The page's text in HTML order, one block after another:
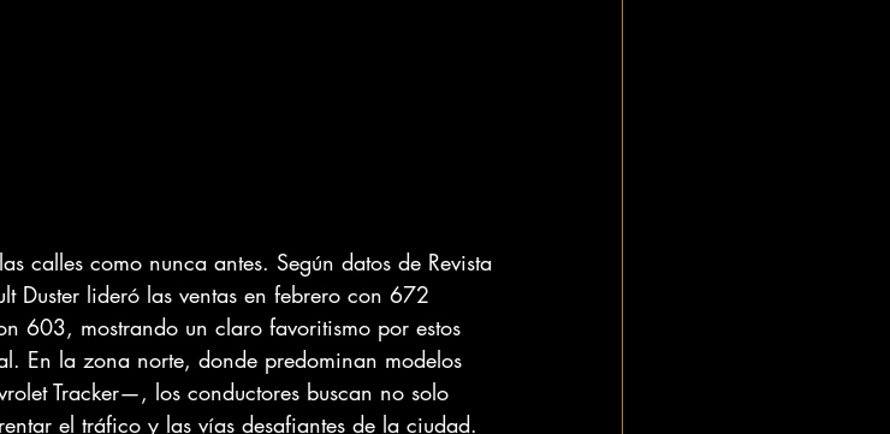
calles como nunca antes. Según datos de Revista
Duster lideró las ventas en febrero con 672
603, mostrando un claro favoritismo por estos
En la zona norte, donde predominan modelos
Tracker—, los conductores buscan no solo
el tráfico y las vías desafiantes de la ciudad.